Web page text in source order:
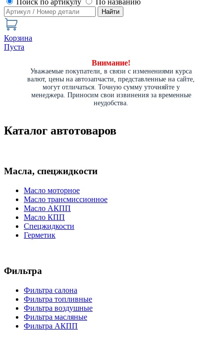
Поиск по артикулу По названию
Найти
Корзина
Пуста
Внимание!
Уважаемые покупатели, в связи с изменениями курса
валют, цены на автозапчасти, представленные на сайте,
могут отличаться. Точную сумму уточняйте у
менеджера. Приносим свои извинения за временные
неудобства.
Каталог автотоваров
Масла, спецжидкости
Масло моторное
Масло трансмиссионное
Масло АКПП
Масло КПП
Спецжидкости
Герметик
Фильтра
Фильтра салона
Фильтра топливные
Фильтра воздушные
Фильтра масляные
Фильтра АКПП